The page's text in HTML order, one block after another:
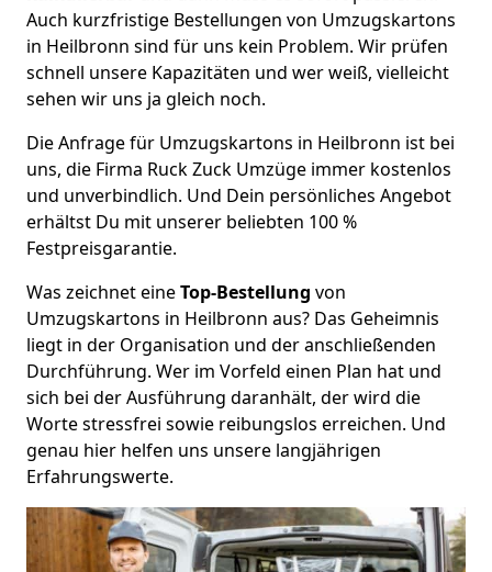
Auch kurzfristige Bestellungen von Umzugskartons
in Heilbronn sind für uns kein Problem. Wir prüfen
schnell unsere Kapazitäten und wer weiß, vielleicht
sehen wir uns ja gleich noch.
Die Anfrage für Umzugskartons in Heilbronn ist bei
uns, die Firma Ruck Zuck Umzüge immer kostenlos
und unverbindlich. Und Dein persönliches Angebot
erhältst Du mit unserer beliebten 100 %
Festpreisgarantie.
Was zeichnet eineTop-Bestellung von
Umzugskartons in Heilbronn aus? Das Geheimnis
liegt in der Organisation und der anschließenden
Durchführung. Wer im Vorfeld einen Plan hat und
sich bei der Ausführung daranhält, der wird die
Worte stressfrei sowie reibungslos erreichen. Und
genau hier helfen uns unsere langjährigen
Erfahrungswerte.